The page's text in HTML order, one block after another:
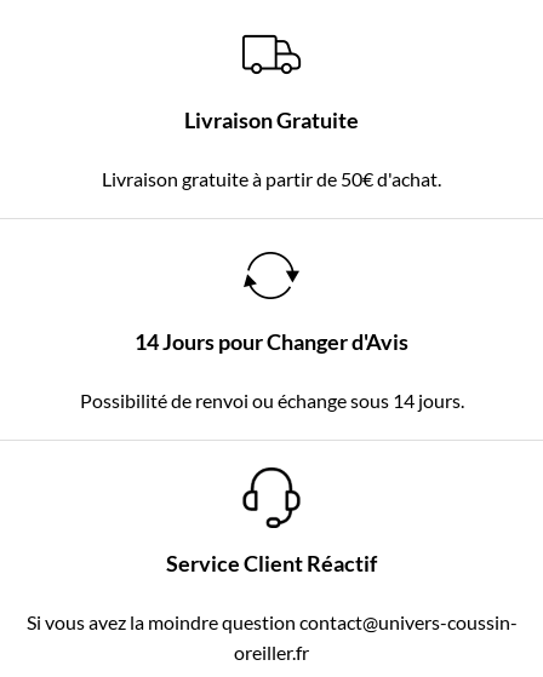
Livraison Gratuite
Livraison gratuite à partir de 50€ d'achat.
14 Jours pour Changer d'Avis
Possibilité de renvoi ou échange sous 14 jours.
Service Client Réactif
Si vous avez la moindre question contact@univers-coussin-
oreiller.fr